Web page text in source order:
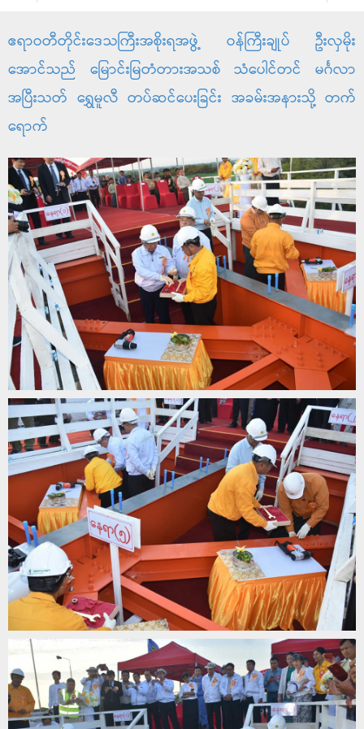
ဧရာဝတီတိုင်းဒေသကြီးအစိုးရအဖွဲ့ ဝန်ကြီးချုပ် ဦးလှမိုး
အောင်သည် မြောင်းမြတံတားအသစ် သံပေါင်တင် မင်္ဂလာ
အပြီးသတ် ရွှေမူလီ တပ်ဆင်ပေးခြင်း အခမ်းအနားသို့ တက်
ရောက်